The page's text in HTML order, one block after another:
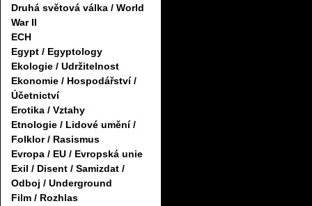
Druhá světová válka / World
War II
ECH
Egypt / Egyptology
Ekologie / Udržitelnost
Ekonomie / Hospodářství /
Účetnictví
Erotika / Vztahy
Etnologie / Lidové umění /
Folklor / Rasismus
Evropa / EU / Evropská unie
Exil / Disent / Samizdat /
Odboj / Underground
Film / Rozhlas